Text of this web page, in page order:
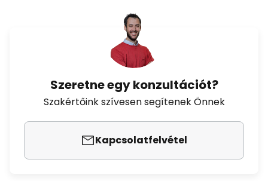
Szeretne egy konzultációt?
Szakértőink szívesen segítenek Önnek
Kapcsolatfelvétel